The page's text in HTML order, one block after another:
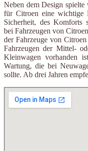
Neben dem Design
für Citroen eine wichtige
Sicherheit, des Komforts
bei Fahrzeugen von
der Fahrzeuge von
Fahrzeugen der Mittel-
Kleinwagen vorhanden
Wartung, die bei
sollte. Ab drei Jahren